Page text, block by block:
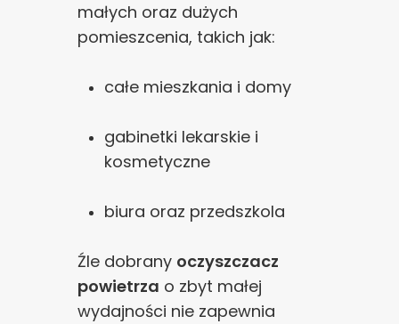
małych oraz dużych
pomieszcenia, takich jak:
całe mieszkania i domy
gabinetki lekarskie i
kosmetyczne
biura oraz przedszkola
Źle dobrany oczyszczacz
powietrza o zbyt małej
wydajności nie zapewnia